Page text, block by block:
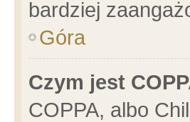
bardziej
Góra
Czym jest
COPPA, albo